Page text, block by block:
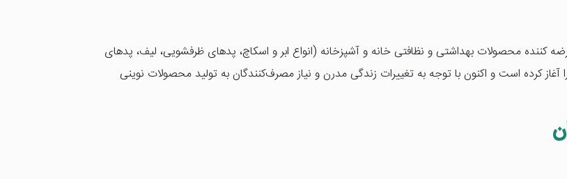
کننده محصولات بهداشتی و نظافتی خانه و آشپزخانه (انواع ابر و اسکاچ، پدهای ظرفشویی، لیف، پدهای
که از سال 1389 تولید محصولات را آغاز کرده است و اکنون با توجه به تغییرات زندگی مدرن و نیاز مصرف‌کنندگان به تولید محصولات نوینی